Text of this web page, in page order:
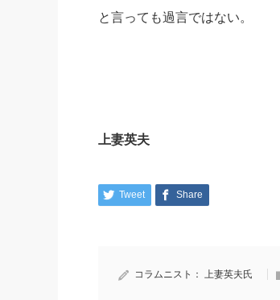
と言っても過言ではない。
上妻英夫
Tweet Share
コラムニスト： 上妻英夫氏